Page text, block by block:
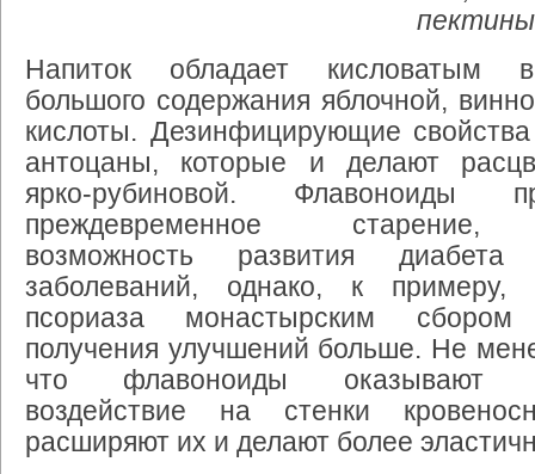
Напиток обладает кисловатым
большого содержания яблочной,
кислоты. Дезинфицирующие
антоцаны, которые и делают
ярко-рубиновой. Флавоноиды
преждевременное старение,
возможность развития
заболеваний, однако, к примеру,
псориаза монастырским сбором
получения улучшений больше. Не
что флавоноиды оказывают
воздействие на стенки
расширяют их и делают более